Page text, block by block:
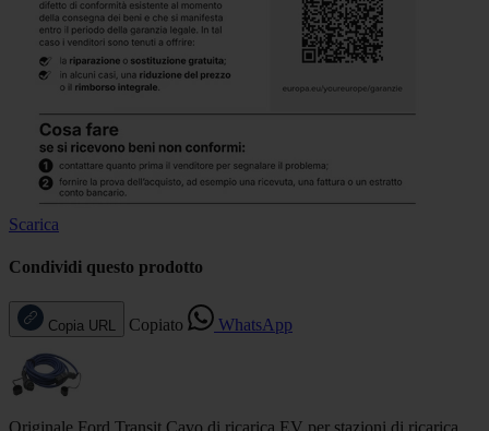
Scarica
Condividi questo prodotto
Copia URL Copiato WhatsApp
Originale Ford Transit Cavo di ricarica EV per stazioni di ricarica